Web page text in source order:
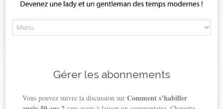
to
Gérer les abonnements
Vous pouvez suivre la discussion surComment s’habiller